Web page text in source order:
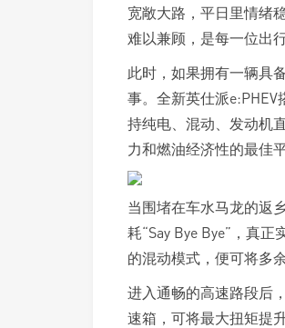
宽敞大路，平日里情绪
难以兼顾，是每一位出
此时，如果拥有一辆具
事。全新英仕派
持纯电、混动、发动机
力和燃油经济性的最佳平
当围堵在车水马龙的返
耗“Say Bye Bye”，真
的混动模式，便可将多
进入通畅的高速路段后
速箱，可将最大扭矩提